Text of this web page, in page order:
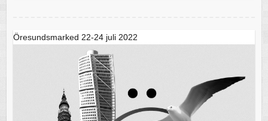
Öresundsmarked 22-24 juli 2022